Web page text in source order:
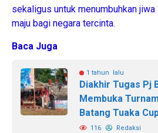
sekaligus untuk menumbuhkan
maju bagi negara tercinta.
Baca Juga
1 tahun lalu
Diakhir Tugas Pj
Membuka
Batang Tuaka
116 Redaksi